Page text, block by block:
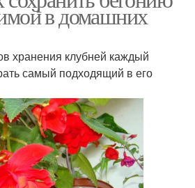
в домашних
хранения клубней каждый
самый подходящий в его